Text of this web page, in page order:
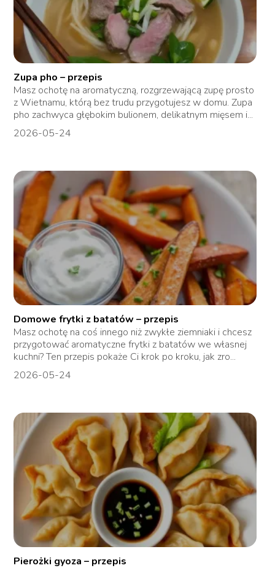
Zupa pho – przepis
Masz ochotę na aromatyczną, rozgrzewającą zupę prosto
z Wietnamu, którą bez trudu przygotujesz w domu. Zupa
pho zachwyca głębokim bulionem, delikatnym mięsem i...
2026-05-24
Domowe frytki z batatów – przepis
Masz ochotę na coś innego niż zwykłe ziemniaki i chcesz
przygotować aromatyczne frytki z batatów we własnej
kuchni? Ten przepis pokaże Ci krok po kroku, jak zro...
2026-05-24
Pierożki gyoza – przepis